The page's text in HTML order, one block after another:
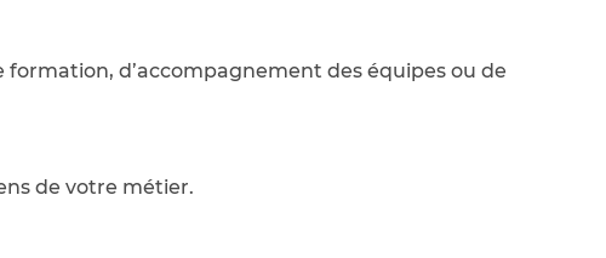
formation, d’accompagnement des équipes ou de
de votre métier.